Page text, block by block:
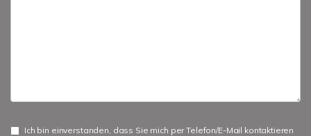
Ich bin einverstanden, dass Sie mich per Telefon/E-Mail kontaktieren